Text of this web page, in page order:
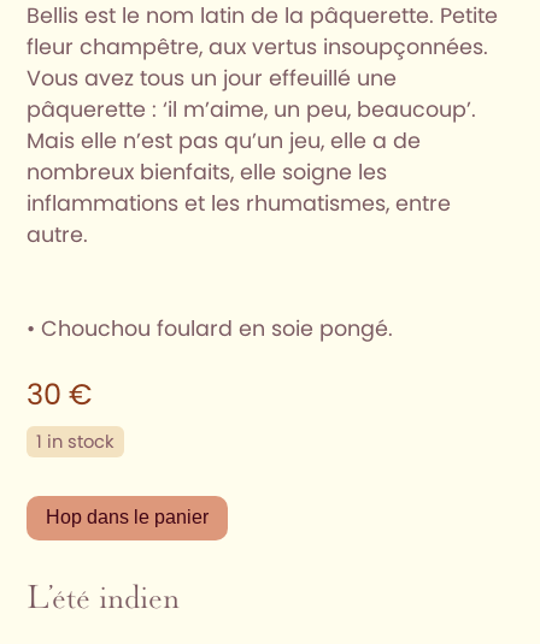
Bellis est le nom latin de la pâquerette. Petite
fleur champêtre, aux vertus insoupçonnées.
Vous avez tous un jour effeuillé une
pâquerette : ‘il m’aime, un peu, beaucoup’.
Mais elle n’est pas qu’un jeu, elle a de
nombreux bienfaits, elle soigne les
inflammations et les rhumatismes, entre
autre.
• Chouchou foulard en soie pongé.
30€
1 in stock
Mi-
chouchou
foulard
Hop dans le panier
L’été indien